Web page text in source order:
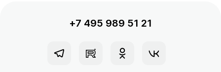
+7 495 989 51 21